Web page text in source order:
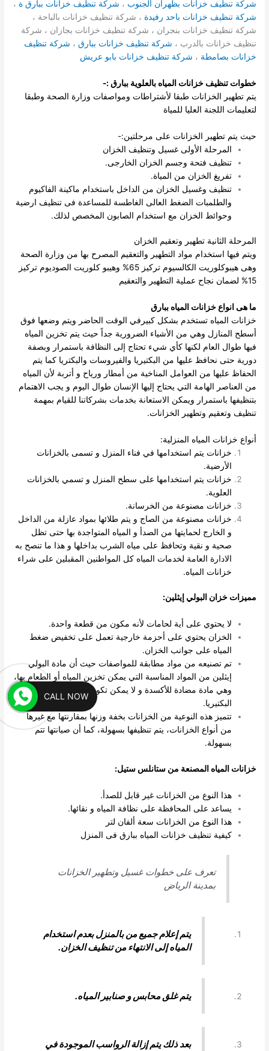
شركة تنظيف خزانات بظهران الجنوب ، شركة تنظيف خزانات ببارق ة ،
شركة تنظيف خزانات باحد رفيدة ، شركة تنظيف خزانات بالباحة ،
شركة تنظيف خزانات بنجران ، شركة تنظيف خزانات بجازان ، شركة
تنظيف خزانات بالدرب ، شركة تنظيف خزانات ببارق ، شركة تنظيف
خزانات بصامطة ، شركة تنظيف خزانات بابو عريش
خطوات تنظيف خزانات المياه بالعلوية ببارق :-
يتم تطهير الخزانات طبقا لأشتراطات ومواصفات وزارة الصحة وطبقا
لتعليمات اللجنة العليا للمياة
حيث يتم تطهير الخزانات على مرحلتين:-
المرحلة الأولى غسيل وتنظيف الخزان
تنظيف فتحة وجسم الخزان الخارجى.
تفريغ الخزان من المياة.
تنظيف وغسيل الخزان من الداخل باستخدام ماكينة الفاكيوم
والطلمبات الضغط العالى الغاطسة للمساعدة فى تنظيف ارضية
وحوائط الخزان مع استخدام الصابون المخصص لذلك.
المرحلة الثانية تطهير وتعقيم الخزان
ويتم فيها استخدام مواد التطهير والتعقيم المصرح بها من وزارة الصحة
وهى هيبوكلوريت الكالسيوم تركيز 65% وهيبو كلوريت الصوديوم تركيز
15% لضمان نجاح عملية التطهير والتعقيم
ما هى انواع خزانات المياه ببارق
خزانات المياه تستخدم بشكل كبيرفي الوقت الحاضر ويتم وضعها فوق
أسطح المنازل وهي من الأشياء الضرورية جداً حيث يتم تخزين المياه
فيها طوال العام لكنها كأي شيء تحتاج إلى النظافة باستمرار وبصفة
دورية حتى نحافظ عليها من البكتيريا والفيروسات والبكتريا كما يتم
الحفاظ عليها من العوامل المناخية من أمطار ورياح و أتربة لأن المياه
من العناصر الهامة التي يحتاج إليها الإنسان طوال اليوم و يجب الاهتمام
بتنظيفها باستمرار ويمكن الاستعانة بخدمات بشركاتنا للقيام بمهمة
تنظيف وتعقيم وتطهير الخزانات.
أنواع خزانات المياه المنزلية:
خزانات يتم استخدامها في فناء المنزل و تسمى بالخزانات
الأرضية.
خزانات يتم استخدامها على سطح المنزل و تسمي بالخزانات
العلوية.
خزانات مصنوعة من الخرسانة.
خزانات مصنوعة من الصاج و يتم طلائها بمواد عازلة من الداخل
و الخارج لحمايتها من الصدأ و المياه المتواجدة بها حتى تظل
صحية و نقية وتحافظ على مياه الشرب بداخلها و هذا ما تنصح به
الادارة العامة لخدمات المياه كل المواطنين المقبلين على شراء
خزانات المياه.
مميزات خزان البولي إيثلين:
لا يحتوي على أية لحامات لأنه مكون من قطعة واحدة.
الخزان يحتوي على أحزمة خارجية تعمل على تخفيض ضغط
المياه على جوانب الخزان.
تم تصنيعه من مواد مطابقة للمواصفات حيث أن مادة البولي
إيثلين من المواد المناسبة التي يمكن تخزين المياه أو الطعام بها،
وهي مادة مضادة للأكسدة و لا يمكن تكوين الطحالب فيها أو
البكتيريا.
تتميز هذه النوعية من الخزانات بخفة وزنها بمقارنتها مع غيرها
من أنواع الخزانات، يتم تنظيفها بسهولة، كما أن صيانتها تتم
بسهولة.
خزانات المياه المصنعة من ستانلس ستيل:
هذا النوع من الخزانات غير قابل للصدأ.
يساعد على المحافظة على نظافة المياه و نقائها.
هذا النوع من الخزانات سعة ألفان لتر
كيفية تنظيف خزانات المياه ببارق فى المنزل
تعرف على خطوات غسيل وتطهير الخزانات
بمدينة الرياض
يتم إعلام جميع من بالمنزل بعدم استخدام
المياه إلى الانتهاء من تنظيف الخزان.
يتم غلق محابس و صنابير المياه.
بعد ذلك يتم إزالة الرواسب الموجودة في
CALL NOW